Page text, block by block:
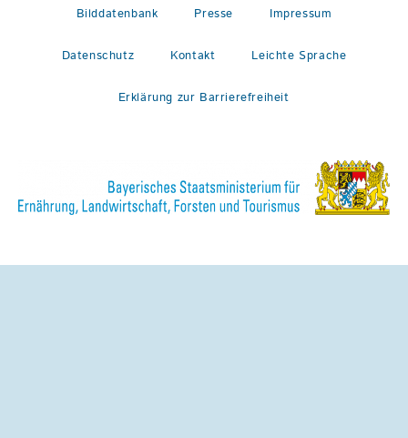
Bilddatenbank Presse Impressum
Datenschutz Kontakt Leichte Sprache
Erklärung zur Barrierefreiheit